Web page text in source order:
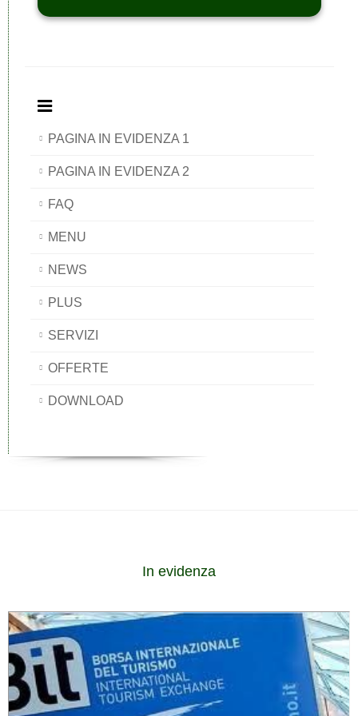
PAGINA IN EVIDENZA 1
PAGINA IN EVIDENZA 2
FAQ
MENU
NEWS
PLUS
SERVIZI
OFFERTE
DOWNLOAD
In evidenza